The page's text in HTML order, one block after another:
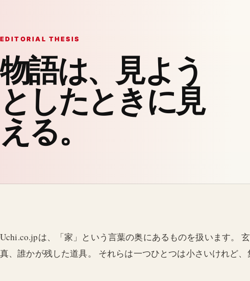
EDITORIAL THESIS
物語は、見よう
としたときに見
える。
Uchi.co.jpは、「家」という言葉の奥にあるものを扱います。
真、誰かが残した道具。 それらは一つひとつは小さいけれど、